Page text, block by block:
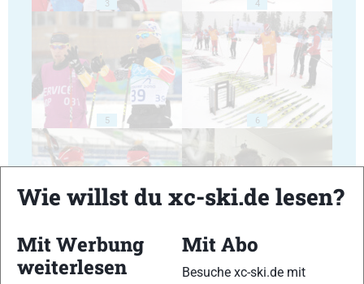
3 4
5 6
Wie willst du xc-ski.de lesen?
Mit Werbung
weiterlesen
Mit Abo
Besuche xc-ski.de mit